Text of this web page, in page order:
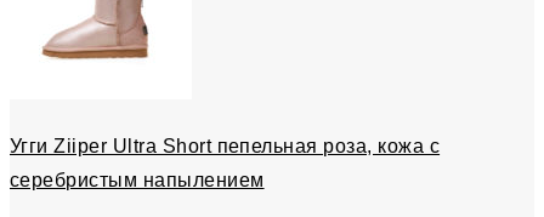
Угги Ziiper Ultra Short пепельная роза, кожа с
серебристым напылением